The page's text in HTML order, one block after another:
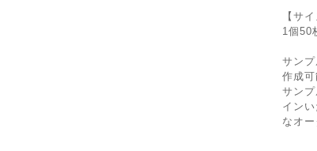
【サ
1個50
サン
作成可
サン
イン
なオ